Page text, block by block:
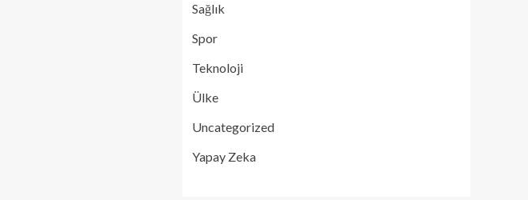
Sağlık
Spor
Teknoloji
Ülke
Uncategorized
Yapay Zeka